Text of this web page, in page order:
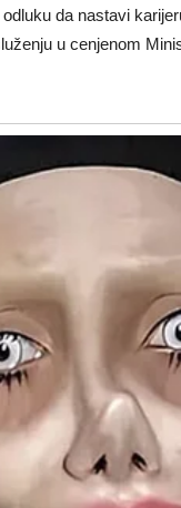
da nastavi
u cenjenom